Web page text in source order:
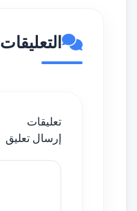
التعليقات
تعليقات
إرسال تعليق